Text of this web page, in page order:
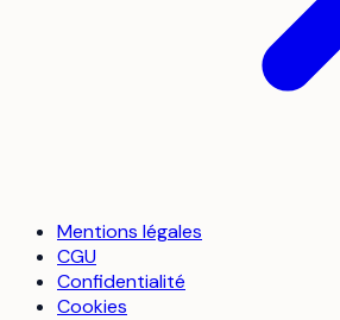
Mentions légales
CGU
Confidentialité
Cookies